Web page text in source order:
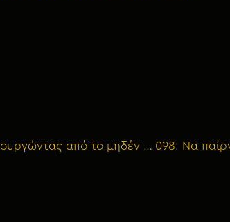
Bonus 100: ΘΕΟΦΙΛΟΣ ΒΑΣΙΛΕΙΑΔΗΣ – Δημιουργώντας από το μηδέν το kariera.gr